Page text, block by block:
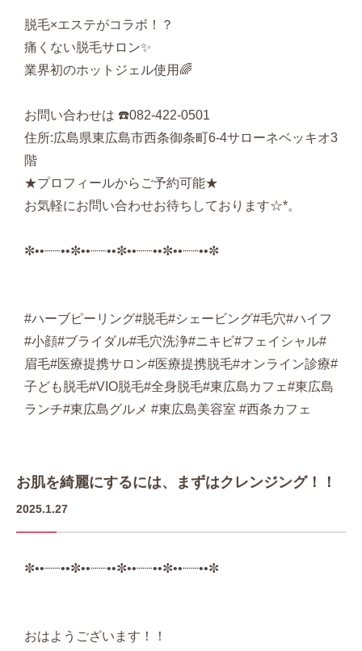
脱毛×エステがコラボ！？
痛くない脱毛サロン✨
業界初のホットジェル使用🌈
お問い合わせは ☎️082-422-0501
住所:広島県東広島市西条御条町6-4サローネベッキオ3
階
★プロフィールからご予約可能★
お気軽にお問い合わせお待ちしております☆*。
✼••┈┈••✼••┈┈••✼••┈┈••✼••┈┈••✼
#ハーブピーリング#脱毛#シェービング#毛穴#ハイフ
#小顔#ブライダル#毛穴洗浄#ニキビ#フェイシャル#
眉毛#医療提携サロン#医療提携脱毛#オンライン診療#
子ども脱毛#VIO脱毛#全身脱毛#東広島カフェ#東広島
ランチ#東広島グルメ #東広島美容室 #西条カフェ
お肌を綺麗にするには、まずはクレンジング！！
2025.1.27
✼••┈┈••✼••┈┈••✼••┈┈••✼••┈┈••✼
おはようございます！！